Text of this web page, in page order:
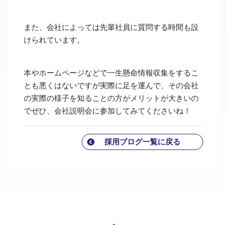
また、会社によっては先輩社員に質問する時間も設
けられています。
本やホームページなどで一生懸命情報収集をするこ
とも悪くはないですが実際に足を運んで、その会社
の実際の様子を知ることの方がメリットが大きいの
でぜひ、会社説明会に参加してみてくださいね！
採用ブログ一覧に戻る